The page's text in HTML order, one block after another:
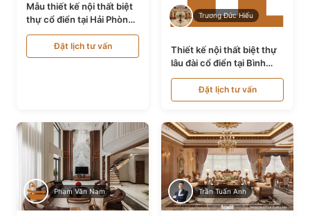
Mẫu thiết kế nội thất biệt
thự cổ điển tại Hải Phòng
NT24535
Đặt lịch tư vấn
Trương Đức Hiếu
Thiết kế nội thất biệt thự
lâu đài cổ điển tại Bình
Thuận NT21128
Đặt lịch tư vấn
Phạm Văn Nam Trần Tuấn Anh